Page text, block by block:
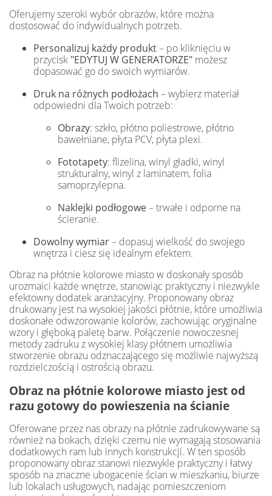
Oferujemy szeroki wybór obrazów, które można
dostosować do indywidualnych potrzeb.
Personalizuj każdy produkt– po kliknięciu w
przycisk "EDYTUJ W GENERATORZE" możesz
dopasować go do swoich wymiarów.
Druk na różnych podłożach – wybierz materiał
odpowiedni dla Twoich potrzeb:
Obrazy: szkło, płótno poliestrowe, płótno
bawełniane, płyta PCV, płyta plexi.
Fototapety: flizelina, winyl gładki, winyl
strukturalny, winyl z laminatem, folia
samoprzylepna.
Naklejki podłogowe– trwałe i odporne na
ścieranie.
Dowolny wymiar– dopasuj wielkość do swojego
wnętrza i ciesz się idealnym efektem.
Obraz na płótnie kolorowe miasto w doskonały sposób
urozmaici każde wnętrze, stanowiąc praktyczny i niezwykle
efektowny dodatek aranżacyjny. Proponowany obraz
drukowany jest na wysokiej jakości płótnie, które umożliwia
doskonałe odwzorowanie kolorów, zachowując oryginalne
wzory i głęboką paletę barw. Połączenie nowoczesnej
metody zadruku z wysokiej klasy płótnem umożliwia
stworzenie obrazu odznaczającego się możliwie najwyższą
rozdzielczością i ostrością obrazu.
Obraz na płótnie kolorowe miasto jest od
razu gotowy do powieszenia na ścianie
Oferowane przez nas obrazy na płótnie zadrukowywane są
również na bokach, dzięki czemu nie wymagają stosowania
dodatkowych ram lub innych konstrukcji. W ten sposób
proponowany obraz stanowi niezwykle praktyczny i łatwy
sposób na znaczne ubogacenie ścian w mieszkaniu, biurze
lub lokalach usługowych, nadając pomieszczeniom